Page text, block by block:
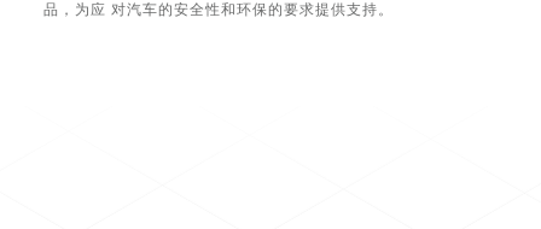
品，为应 对汽车的安全性和环保的要求提供支持。